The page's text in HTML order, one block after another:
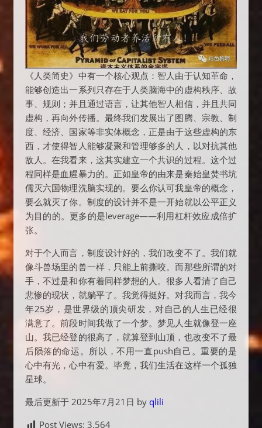
《人类简史》中有一个核心观点：智人由于认知革命，
能够创造出一系列只存在于人类脑海中的虚构秩序、故
事、规则；并且通过语言，让其他智人相信，并且共同
虚构，再向外传播。最终我们发展出了图腾、宗教、制
度、经济、国家等非实体概念，正是由于这些虚构的东
西，才使得智人能够凝聚和管理够多的人，以对抗其他
敌人。在我看来，这其实建立一个共识的过程。这个过
程同样是血腥暴力的。正如皇帝的由来是秦始皇焚书坑
儒灭六国物理洗脑实现的。要么你认可我皇帝的概念，
要么就灭了你。制度的设计并不是一开始就以公平正义
为目的的。更多的是leverage——利用杠杆效应成倍扩
张。
对于个人而言，制度设计好的，我们改变不了。我们就
像斗兽场里的兽一样，只能上前撕咬。而那些所谓的对
手，不过是和你有着同样梦想的人。很多人看清了自己
悲惨的现状，就躺平了。我觉得挺好。对我而言，我今
年25岁，是世界级的顶尖研发，对自己的人生已经很
满意了。前段时间我做了一个梦。梦见人生就像登一座
山。我已经登的很高了，就算登到山顶，也改变不了最
后陨落的命运。所以，不用一直push自己。重要的是
心中有光，心中有爱。毕竟，我们生活在这样一个孤独
星球。
最后更新于 2025年7月21日 by qlili
Post Views: 3,564